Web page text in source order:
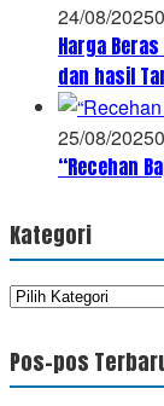
24/08/2025
Harga
dan hasil
25/08/2025
“Recehan
Kategori
Kategori
Pos-pos